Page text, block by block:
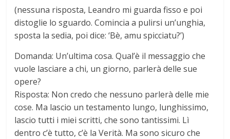
(nessuna risposta, Leandro mi guarda fisso e poi
distoglie lo sguardo. Comincia a pulirsi un’unghia,
sposta la sedia, poi dice: ‘Bè, amu spicciatu?’)
Domanda: Un’ultima cosa. Qual’è il messaggio che
vuole lasciare a chi, un giorno, parlerà delle sue
opere?
Risposta: Non credo che nessuno parlerà delle mie
cose. Ma lascio un testamento lungo, lunghissimo,
lascio tutti i miei scritti, che sono tantissimi. Lì
dentro c’è tutto, c’è la Verità. Ma sono sicuro che